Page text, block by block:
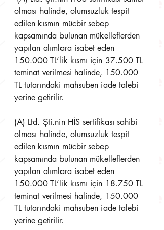
olması halinde, olumsuzluk tespit
edilen kısmın mücbir sebep
kapsamında bulunan mükelleflerden
yapılan alımlara isabet eden
150.000 TL’lik kısmı için 37.500 TL
teminat verilmesi halinde, 150.000
TL tutarındaki mahsuben iade talebi
yerine getirilir.
(A) Ltd. Şti.nin HİS sertifikası sahibi
olması halinde, olumsuzluk tespit
edilen kısmın mücbir sebep
kapsamında bulunan mükelleflerden
yapılan alımlara isabet eden
150.000 TL’lik kısmı için 18.750 TL
teminat verilmesi halinde, 150.000
TL tutarındaki mahsuben iade talebi
yerine getirilir.